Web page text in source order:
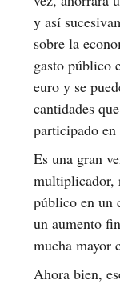
y así
sobre la
gasto público
euro y se
cantidades
participado en
Es una gran
multiplicador,
público en un
un aumento
mucha mayor
Ahora bien,